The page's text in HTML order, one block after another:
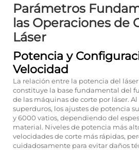
Parámetros
las Operaciones de
Láser
Potencia y
Velocidad
La relación entre la potencia del
constituye la base fundamental del
de las máquinas de corte por láser.
superduros, los ajustes de potencia
y 6000 vatios, dependiendo del
material. Niveles de potencia más
velocidades de corte más rápidas,
cuidadosamente para evitar daños